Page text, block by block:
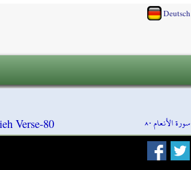
Deutsch
سورة الأنعام ٨٠ Verse-80